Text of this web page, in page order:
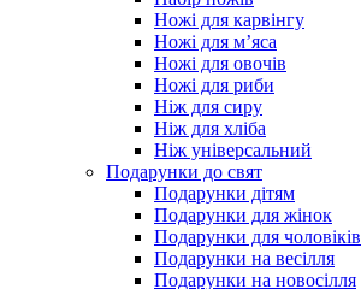
Ножі для карвінгу
Ножі для м’яса
Ножі для овочів
Ножі для риби
Ніж для сиру
Ніж для хліба
Ніж універсальний
Подарунки до свят
Подарунки дітям
Подарунки для жінок
Подарунки для чоловіків
Подарунки на весілля
Подарунки на новосілля